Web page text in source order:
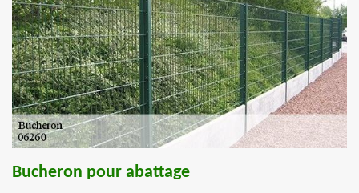
Bucheron pour abattage